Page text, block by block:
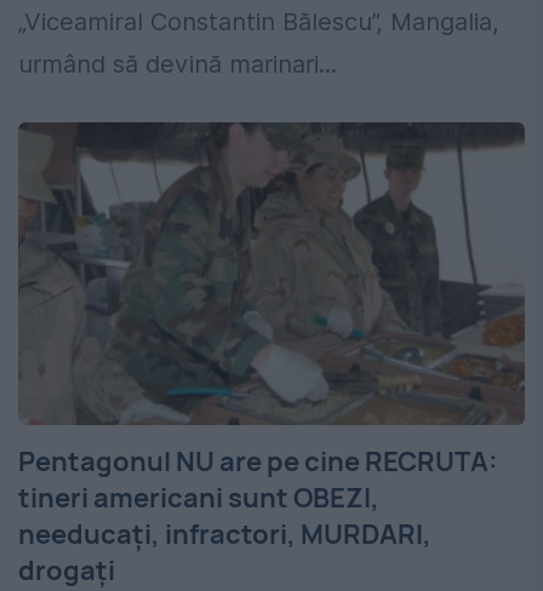
„Viceamiral Constantin Bălescu”, Mangalia,
urmând să devină marinari...
Pentagonul NU are pe cine RECRUTA:
tineri americani sunt OBEZI,
needucați, infractori, MURDARI,
drogați